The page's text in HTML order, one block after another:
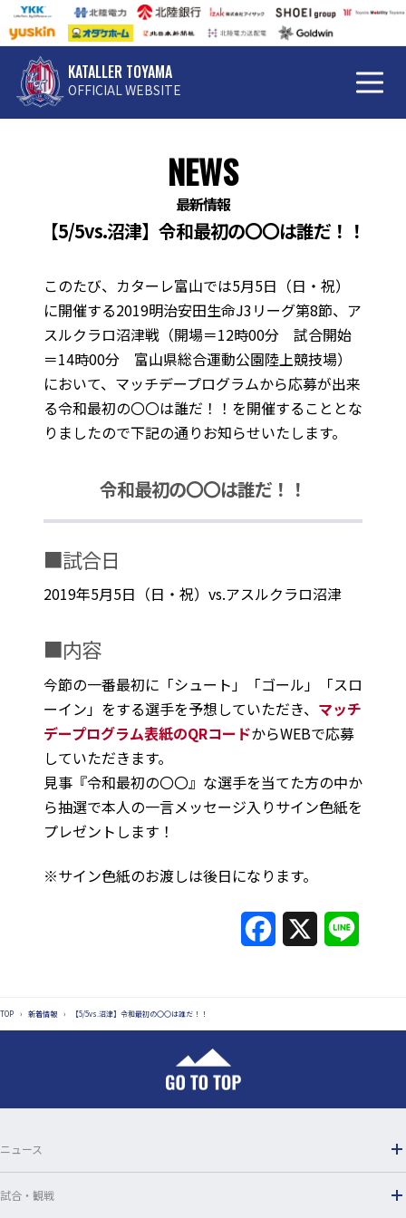
KATALLER TOYAMA
OFFICIAL WEBSITE
NEWS
最新情報
【5/5vs.沼津】令和最初の〇〇は誰だ！！
このたび、カターレ富山では5月5日（日・祝）
に開催する2019明治安田生命J3リーグ第8節、ア
スルクラロ沼津戦（開場＝12時00分 試合開始
＝14時00分 富山県総合運動公園陸上競技場）
において、マッチデープログラムから応募が出来
る令和最初の〇〇は誰だ！！を開催することとな
りましたので下記の通りお知らせいたします。
令和最初の〇〇は誰だ！！
■試合日
2019年5月5日（日・祝）vs.アスルクラロ沼津
■内容
今節の一番最初に「シュート」「ゴール」「スロ
ーイン」をする選手を予想していただき、 マッチ
デープログラム表紙のQRコードからWEBで応募
していただきます。
見事『令和最初の〇〇』な選手を当てた方の中か
ら抽選で本人の一言メッセージ入りサイン色紙を
プレゼントします！
※サイン色紙のお渡しは後日になります。
e
k
e
TOP › 新着情報 › 【5/5vs.沼津】令和最初の〇〇は誰だ！！
ニュース
試合・観戦